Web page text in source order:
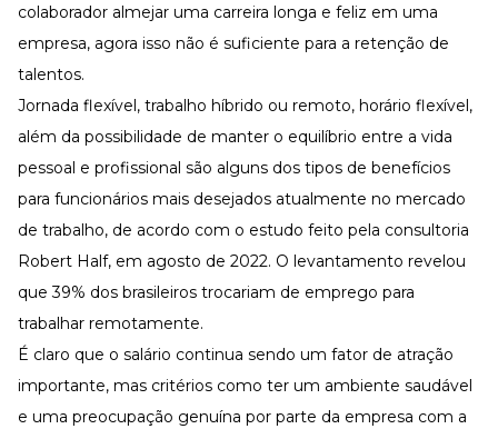
Materiais Gratuitos
Materiais Gratuitos
Todos os Materiais Gratuitos
Confira nossos materiais
Aprofunde seu conhecimento
Ferramentas e Templates
Para agilizar o seu trabalho
Infográfico
Kits
Materiais centralizados
colaborador almejar uma carreira longa e feliz em uma
empresa, agora isso não é suficiente para a retenção de
talentos.
Jornada flexível, trabalho híbrido ou remoto, horário flexível,
além da possibilidade de manter o equilíbrio entre a vida
pessoal e profissional são alguns dos tipos de benefícios
para funcionários mais desejados atualmente no mercado
de trabalho, de acordo com o estudo feito pela consultoria
Robert Half, em agosto de 2022. O levantamento revelou
que 39% dos brasileiros trocariam de emprego para
trabalhar remotamente.
É claro que o salário continua sendo um fator de atração
importante, mas critérios como ter um ambiente saudável
e uma preocupação genuína por parte da empresa com a